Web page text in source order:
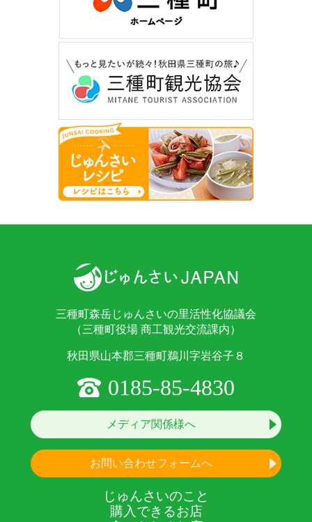
三種町森岳じゅんさいの里活性化協議会
（三種町役場 商工観光交流課内）
秋田県山本郡三種町鵜川字岩谷子８
0185-85-4830
メディア関係様へ
お問い合わせフォームへ
じゅんさいのこと
購入できるお店